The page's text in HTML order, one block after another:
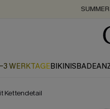
ZUM
3 WERKTAGEBIKINIS
Kettendetail